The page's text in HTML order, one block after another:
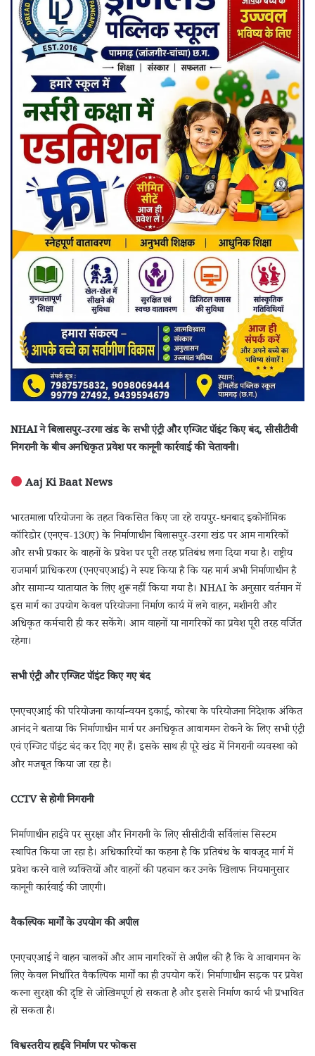
NHAI ने बिलासपुर-उरगा खंड के सभी एंट्री और एग्जिट पॉइंट किए बंद, सीसीटीवी
निगरानी के बीच अनधिकृत प्रवेश पर कानूनी कार्रवाई की चेतावनी।
Aaj Ki Baat News
भारतमाला परियोजना के तहत विकसित किए जा रहे रायपुर-धनबाद इकोनॉमिक
कॉरिडोर (एनएच-130ए) के निर्माणाधीन बिलासपुर-उरगा खंड पर आम नागरिकों
और सभी प्रकार के वाहनों के प्रवेश पर पूरी तरह प्रतिबंध लगा दिया गया है। राष्ट्रीय
राजमार्ग प्राधिकरण (एनएचएआई) ने स्पष्ट किया है कि यह मार्ग अभी निर्माणाधीन है
और सामान्य यातायात के लिए शुरू नहीं किया गया है। NHAI के अनुसार वर्तमान में
इस मार्ग का उपयोग केवल परियोजना निर्माण कार्य में लगे वाहन, मशीनरी और
अधिकृत कर्मचारी ही कर सकेंगे। आम वाहनों या नागरिकों का प्रवेश पूरी तरह वर्जित
रहेगा।
सभी एंट्री और एग्जिट पॉइंट किए गए बंद
एनएचएआई की परियोजना कार्यान्वयन इकाई, कोरबा के परियोजना निदेशक अंकित
आनंद ने बताया कि निर्माणाधीन मार्ग पर अनधिकृत आवागमन रोकने के लिए सभी एंट्री
एवं एग्जिट पॉइंट बंद कर दिए गए हैं। इसके साथ ही पूरे खंड में निगरानी व्यवस्था को
और मजबूत किया जा रहा है।
CCTV से होगी निगरानी
निर्माणाधीन हाईवे पर सुरक्षा और निगरानी के लिए सीसीटीवी सर्विलांस सिस्टम
स्थापित किया जा रहा है। अधिकारियों का कहना है कि प्रतिबंध के बावजूद मार्ग में
प्रवेश करने वाले व्यक्तियों और वाहनों की पहचान कर उनके खिलाफ नियमानुसार
कानूनी कार्रवाई की जाएगी।
वैकल्पिक मार्गों के उपयोग की अपील
एनएचएआई ने वाहन चालकों और आम नागरिकों से अपील की है कि वे आवागमन के
लिए केवल निर्धारित वैकल्पिक मार्गों का ही उपयोग करें। निर्माणाधीन सड़क पर प्रवेश
करना सुरक्षा की दृष्टि से जोखिमपूर्ण हो सकता है और इससे निर्माण कार्य भी प्रभावित
हो सकता है।
विश्वस्तरीय हाईवे निर्माण पर फोकस